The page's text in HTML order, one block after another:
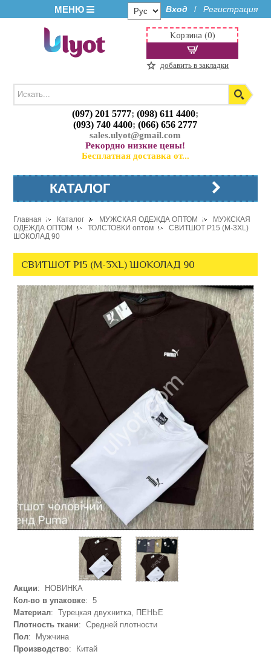
МЕНЮ Вход / Регистрация
(097) 201 5777;(098) 611 4400;
(093) 740 4400;(066) 656 2777
sales.ulyot@gmail.com
Рекордно низкие цены!
Бесплатная доставка от...
Корзина (0)
добавить в закладки
КАТАЛОГ
Главная Каталог МУЖСКАЯ ОДЕЖДА ОПТОМ
МУЖСКАЯ
ОДЕЖДА ОПТОМ
ТОЛСТОВКИ оптом
СВИТШОТ P15 (M-3XL)
ШОКОЛАД 90
СВИТШОТ P15 (M-3XL) ШОКОЛАД 90
Акции: НОВИНКА
Кол-во в упаковке: 5
Материал: Турецкая двухнитка, ПЕНЬЕ
Плотность ткани: Средней плотности
Пол: Мужчина
Производство: Китай